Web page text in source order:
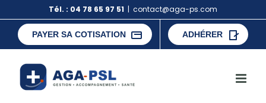
to
content
Tél. : 04 78 65 97 51 | contact@aga-ps.com
PAYER SA COTISATION ADHÉRER